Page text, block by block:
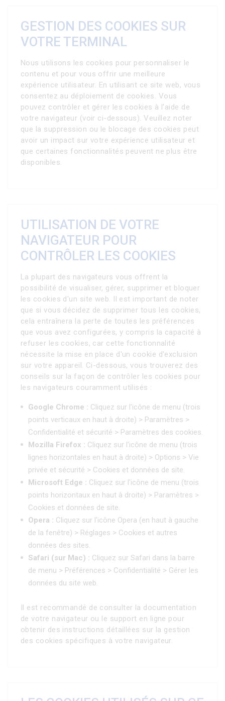
GESTION DES COOKIES SUR
VOTRE TERMINAL
Nous utilisons les cookies pour personnaliser le
contenu et pour vous offrir une meilleure
expérience utilisateur. En utilisant ce site web, vous
consentez au déploiement de cookies. Vous
pouvez contrôler et gérer les cookies à l'aide de
votre navigateur (voir ci-dessous). Veuillez noter
que la suppression ou le blocage des cookies peut
avoir un impact sur votre expérience utilisateur et
que certaines fonctionnalités peuvent ne plus être
disponibles.
UTILISATION DE VOTRE
NAVIGATEUR POUR
CONTRÔLER LES COOKIES
La plupart des navigateurs vous offrent la
possibilité de visualiser, gérer, supprimer et bloquer
les cookies d'un site web. Il est important de noter
que si vous décidez de supprimer tous les cookies,
cela entraînera la perte de toutes les préférences
que vous avez configurées, y compris la capacité à
refuser les cookies, car cette fonctionnalité
nécessite la mise en place d'un cookie d'exclusion
sur votre appareil. Ci-dessous, vous trouverez des
conseils sur la façon de contrôler les cookies pour
les navigateurs couramment utilisés :
Google Chrome : Cliquez sur l'icône de menu (trois
points verticaux en haut à droite) > Paramètres >
Confidentialité et sécurité > Paramètres des cookies.
Mozilla Firefox : Cliquez sur l'icône de menu (trois
lignes horizontales en haut à droite) > Options > Vie
privée et sécurité > Cookies et données de site.
Microsoft Edge : Cliquez sur l'icône de menu (trois
points horizontaux en haut à droite) > Paramètres >
Cookies et données de site.
Opera : Cliquez sur l'icône Opera (en haut à gauche
de la fenêtre) > Réglages > Cookies et autres
données des sites.
Safari (sur Mac) : Cliquez sur Safari dans la barre
de menu > Préférences > Confidentialité > Gérer les
données du site web.
Il est recommandé de consulter la documentation
de votre navigateur ou le support en ligne pour
obtenir des instructions détaillées sur la gestion
des cookies spécifiques à votre navigateur.